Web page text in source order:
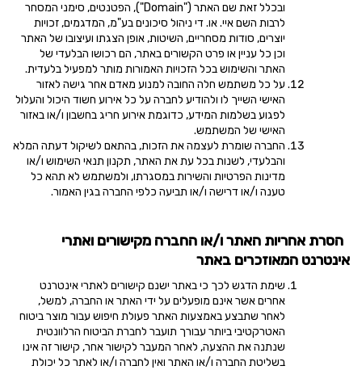
ובכלל זאת שם האתר ("Domain"), הפטנטים, סימני המסחר
לרבות השם איי. או. די ניהול סיכונים בע"מ, המדגמים, זכויות
יוצרים, סודות מסחריים, השיטות, אופן הצגתו ועיצובו של האתר
וכן כל עניין או פרט הקשורים באתר, הם רכושו הבלעדי של
האתר והשימוש בכל הזכויות האמורות מותר למפעיל בלעדית.
על כל משתמש חלה החובה למנוע מאדם אחר גישה לאזור
האישי השייך לו ולהודיע לחברה על כל אירוע חשוד היכול והעלול
לפגוע בשלמות המידע, כדוגמת אירוע חריג בחשבון ו/או באזור
האישי של המשתמש.
החברה שומרת לעצמה את הזכות, בהתאם לשיקול דעתה המלא
והבלעדי, לשנות בכל עת את האתר, תקנון תנאי השימוש ו/או
מדינות הפרטיות והשירות במסגרתו, ולמשתמש לא תהא כל
טענה ו/או דרישה ו/או תביעה כלפי החברה בגין האמור.
הסרת אחריות האתר ו/או החברה מקישורים ואתרי
אינטרנט המאוזכרים באתר
שימת הדגש לכך כי באתר ישנם קישורים לאתרי אינטרנט
אחרים אשר אינם מופעלים על ידי האתר או החברה, למשל,
לאחר שתבצע באמצעות האתר פעולת חיפוש עבור מוצר ביטוח
האטרקטיבי ביותר עבורך תועבר לחברת הביטוח הרלוונטית
שנתנה את ההצעה, לאחר המעבר לקישור אחר, קישור זה אינו
בשליטת החברה ו/או האתר ואין לחברה ו/או לאתר כל יכולת